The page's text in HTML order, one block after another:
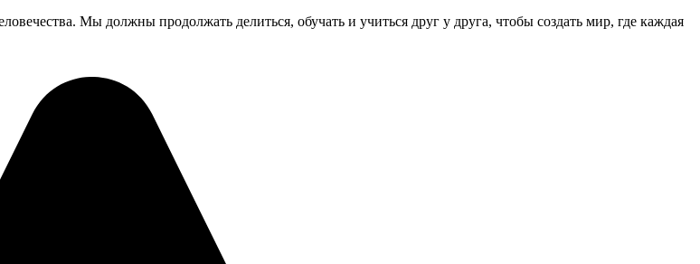
Мы должны продолжать делиться, обучать и учиться друг у друга, чтобы создать мир, где каждая